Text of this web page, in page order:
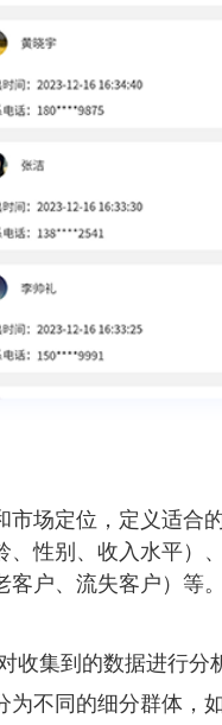
市场定位，定义适合
、性别、收入水平）
户、流失客户）等。
收集到的数据进行分
不同的细分群体，